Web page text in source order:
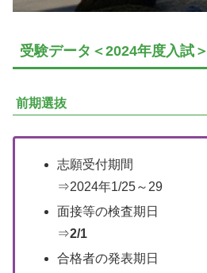
受験データ＜2024年度入試＞
前期選抜
志願受付期間
⇒2024年1/25～29
面接等の検査期日
⇒2/1
合格者の発表期日